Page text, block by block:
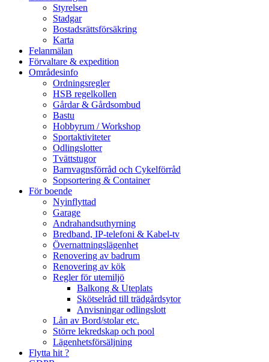
Styrelsen
Stadgar
Bostadsrättsförsäkring
Karta
Felanmälan
Förvaltare & expedition
Områdesinfo
Ordningsregler
HSB regelkollen
Gårdar & Gårdsombud
Bastu
Hobbyrum / Workshop
Sportaktiviteter
Odlingslotter
Tvättstugor
Barnvagnsförråd och Cykelförråd
Sopsortering & Container
För boende
Nyinflyttad
Garage
Andrahandsuthyrning
Bredband, IP-telefoni & Kabel-tv
Övernattningslägenhet
Renovering av badrum
Renovering av kök
Regler för utemiljö
Balkong & Uteplats
Skötselråd till trädgårdsytor
Anvisningar odlingslott
Lån av Bord/stolar etc.
Större lekredskap och pool
Lägenhetsförsäljning
Flytta hit ?